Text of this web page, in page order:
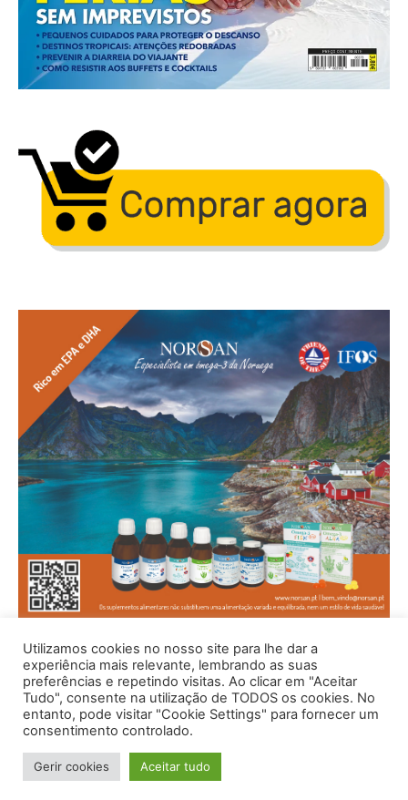
© 1996 - 2026 -Saúde e Bem Estar - Hosted and Designed By
Utilizamos cookies no nosso site para lhe dar a
experiência mais relevante, lembrando as suas
preferências e repetindo visitas. Ao clicar em "Aceitar
Tudo", consente na utilização de TODOS os cookies. No
entanto, pode visitar "Cookie Settings" para fornecer um
consentimento controlado.
Gerir cookies Aceitar tudo